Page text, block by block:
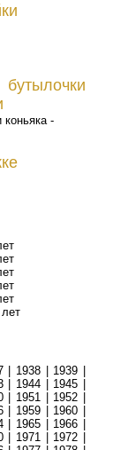
-
| 1938 1939
| 1944 1945
| 1951 1952
| 1959 1960
| 1965 1966
| 1971 1972